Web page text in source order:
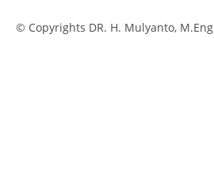
© Copyrights DR. H. Mulyanto, M.Eng